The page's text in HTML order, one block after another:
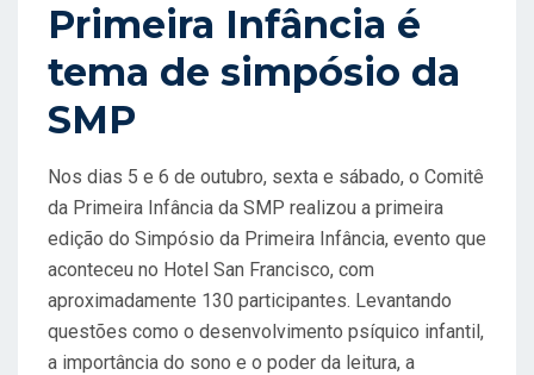
S
A
D
Primeira Infância é
tema de simpósio da
SMP
Nos dias 5 e 6 de outubro, sexta e sábado, o Comitê
da Primeira Infância da SMP realizou a primeira
edição do Simpósio da Primeira Infância, evento que
aconteceu no Hotel San Francisco, com
aproximadamente 130 participantes. Levantando
questões como o desenvolvimento psíquico infantil,
a importância do sono e o poder da leitura, a